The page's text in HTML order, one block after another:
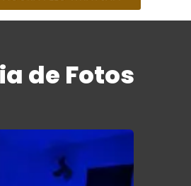
de Fotos